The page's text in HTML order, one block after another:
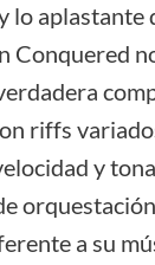
lo aplastante
Conquered
riffs
y
a su